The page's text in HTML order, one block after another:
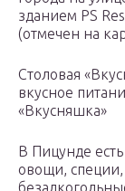
зданием PS
(отмечен на
Столовая
вкусное
«Вкусняшка»
В Пицунде
овощи,